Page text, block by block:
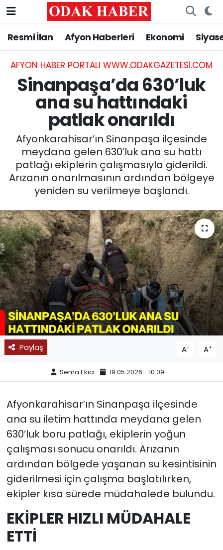
Resmi İlan Afyon Haberleri Ekonomi
AFYON HABER PORTALI WWW.ODAKGAZETESI.COM
Sinanpaşa’da 630’luk
ana su hattındaki
patlak onarıldı
Afyonkarahisar’ın Sinanpaşa ilçesinde
meydana gelen 630’luk ana su hattı
patlağı ekiplerin çalışmasıyla giderildi.
Arızanın onarılmasının ardından bölgeye
yeniden su verilmeye başlandı.
Paylaş A- A+
Sema Ekici 19.05.2026 - 10:09
Afyonkarahisar’ın Sinanpaşa ilçesinde
ana su iletim hattında meydana gelen
630’luk boru patlağı, ekiplerin yoğun
çalışması sonucu onarıldı. Arızanın
ardından bölgede yaşanan su kesintisinin
giderilmesi için çalışma başlatılırken,
ekipler kısa sürede müdahalede bulundu.
EKİPLER HIZLI MÜDAHALE
ETTİ
AFYONKARAHİSAR HABERLERİ
Resmi İlan
ASAYİŞ
GÜNCEL
SİYASET
EĞİTİM
MAGAZİN
SAĞLIK
SPOR
11:11 MANŞET
Nöbetçi Eczaneler
Hava Durumu
Trafik Durumu
Süper Lig Puan Durumu ve Fikstür
Tüm Manşetler
Son Dakika Haberleri
Haber Arşivi